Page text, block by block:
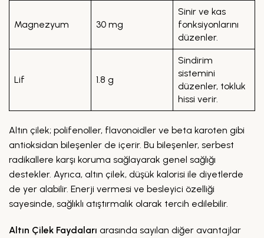
Magnezyum 30 mg
Sinir ve kas
fonksiyonlarını
düzenler.
Lif 1.8 g
Sindirim
sistemini
düzenler, tokluk
hissi verir.
Altın çilek; polifenoller, flavonoidler ve beta karoten gibi
antioksidan bileşenler de içerir. Bu bileşenler, serbest
radikallere karşı koruma sağlayarak genel sağlığı
destekler. Ayrıca, altın çilek, düşük kalorisi ile diyetlerde
de yer alabilir. Enerji vermesi ve besleyici özelliği
sayesinde, sağlıklı atıştırmalık olarak tercih edilebilir.
Altın Çilek Faydaları arasında sayılan diğer avantajlar